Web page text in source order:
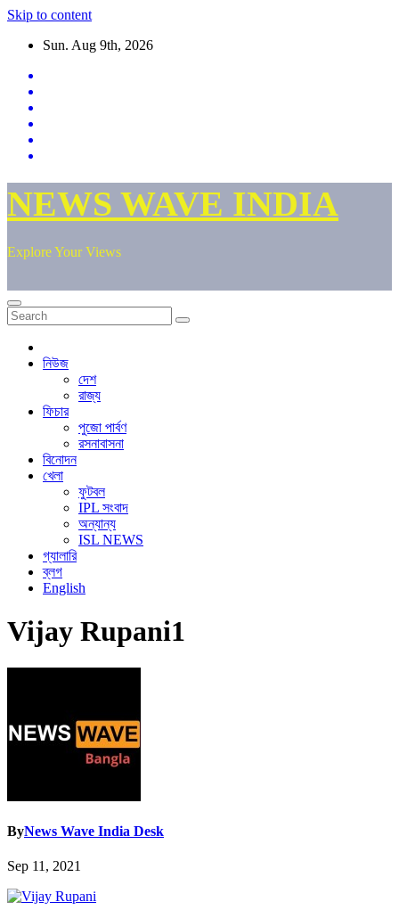
Skip to content
Sun. Aug 9th, 2026
NEWS WAVE INDIA
Explore Your Views
নিউজ
দেশ
রাজ্য
ফিচার
পুজো পার্বণ
রসনাবাসনা
বিনোদন
খেলা
ফুটবল
IPL সংবাদ
অন্যান্য
ISL NEWS
গ্যালারি
ব্লগ
English
Vijay Rupani1
ByNews Wave India Desk
Sep 11, 2021